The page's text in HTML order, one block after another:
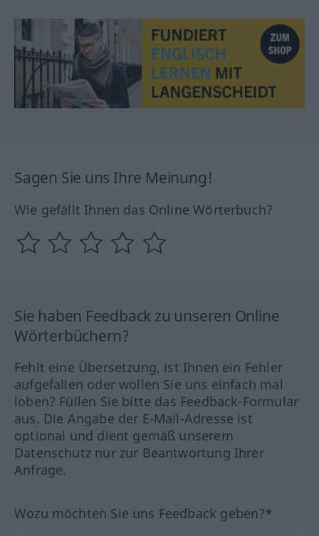
Sagen Sie uns Ihre Meinung!
Wie gefällt Ihnen das Online Wörterbuch?
Sie haben Feedback zu unseren Online
Wörterbüchern?
Fehlt eine Übersetzung, ist Ihnen ein Fehler
aufgefallen oder wollen Sie uns einfach mal
loben? Füllen Sie bitte das Feedback-Formular
aus. Die Angabe der E-Mail-Adresse ist
optional und dient gemäß unserem
Datenschutz nur zur Beantwortung Ihrer
Anfrage.
Wozu möchten Sie uns Feedback geben?*